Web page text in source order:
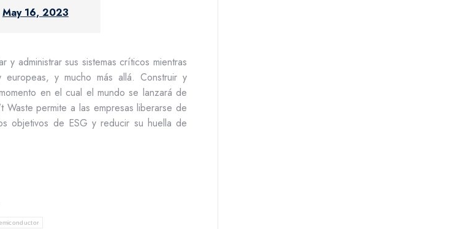
May 16, 2023
administrar sus sistemas críticos mientras
y mucho más allá. Construir y
en el cual el mundo se lanzará de
Waste permite a las empresas liberarse de
objetivos de ESG y reducir su huella de